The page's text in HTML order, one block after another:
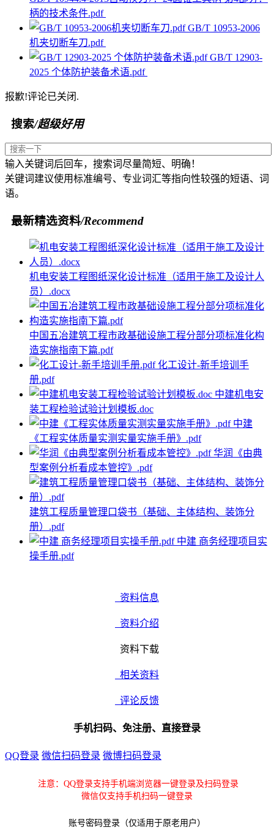
柄的技术条件.pdf
GB/T 10953-2006
机夹切断车刀.pdf
GB/T 12903-
2025 个体防护装备术语.pdf
报歉!评论已关闭.
搜索/超级好用
输入关键词后回车，搜索词尽量简短、明确！
关键词建议使用标准编号、专业词汇等指向性较强的短语、词
语。
最新精选资料/Recommend
机电安装工程图纸深化设计标准（适用于施工及设计人
员）.docx
中国五冶建筑工程市政基础设施工程分部分项标准化构
造实施指南下篇.pdf
化工设计-新手培训手
册.pdf
中建机电安
装工程检验试验计划模板.doc
中建
《工程实体质量实测实量实施手册》.pdf
华润《由典
型案例分析看成本管控》.pdf
建筑工程质量管理口袋书（基础、主体结构、装饰分
册）.pdf
中建 商务经理项目实
操手册.pdf
资料信息
资料介绍
资料下载
相关资料
评论反馈
手机扫码、免注册、直接登录
QQ登录 微信扫码登录 微博扫码登录
注意：QQ登录支持手机端浏览器一键登录及扫码登录
微信仅支持手机扫码一键登录
账号密码登录（仅适用于原老用户）